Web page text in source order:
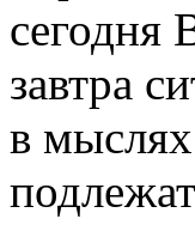
сегодня
завтра
в